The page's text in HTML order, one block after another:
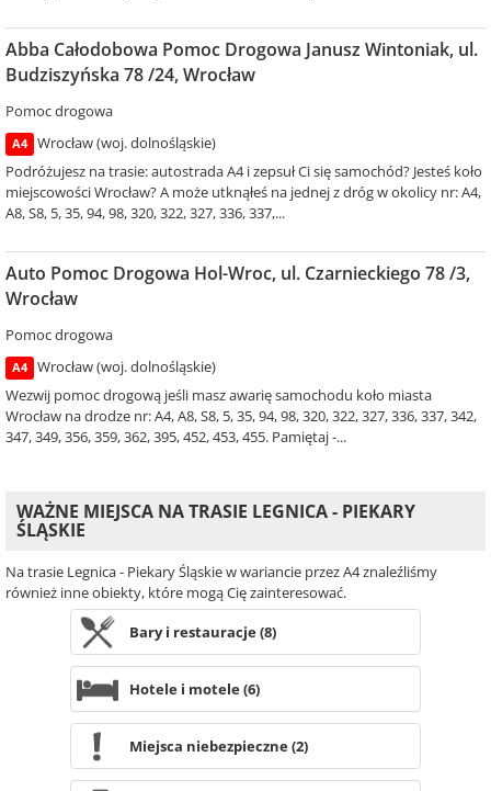
Abba Całodobowa Pomoc Drogowa Janusz Wintoniak, ul.
Budziszyńska 78 /24, Wrocław
Pomoc drogowa
A4
Wrocław (woj. dolnośląskie)
Podróżujesz na trasie: autostrada A4 i zepsuł Ci się samochód? Jesteś koło
miejscowości Wrocław? A może utknąłeś na jednej z dróg w okolicy nr: A4,
A8, S8, 5, 35, 94, 98, 320, 322, 327, 336, 337,...
Auto Pomoc Drogowa Hol-Wroc, ul. Czarnieckiego 78 /3,
Wrocław
Pomoc drogowa
A4
Wrocław (woj. dolnośląskie)
Wezwij pomoc drogową jeśli masz awarię samochodu koło miasta
Wrocław na drodze nr: A4, A8, S8, 5, 35, 94, 98, 320, 322, 327, 336, 337, 342,
347, 349, 356, 359, 362, 395, 452, 453, 455. Pamiętaj -...
WAŻNE MIEJSCA NA TRASIE LEGNICA - PIEKARY
ŚLĄSKIE
Na trasie Legnica - Piekary Śląskie w wariancie przez A4 znaleźliśmy
również inne obiekty, które mogą Cię zainteresować.
Bary i restauracje (8)
Hotele i motele (6)
Miejsca niebezpieczne (2)